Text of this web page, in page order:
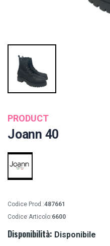
PRODUCT
Joann 40
Codice Prod.:487661
Codice Articolo:6600
Disponibilità: Disponibile